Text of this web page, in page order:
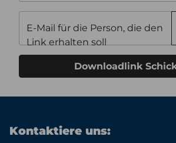
E-Mail für die Person, die den
Link erhalten soll
Downloadlink
Kontaktiere uns: